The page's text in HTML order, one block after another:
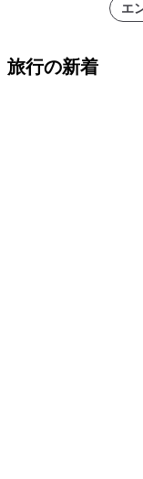
エ
旅行の新着